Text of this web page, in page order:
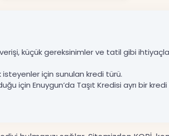
küçük gereksinimler ve tatil gibi
için sunulan kredi türü.
için Enuygun’da Taşıt Kredisi ayrı bir